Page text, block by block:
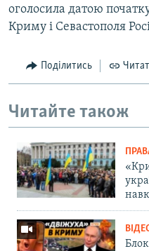
оголосила датою
Криму і Севастополя
Поділитись
Читайте також